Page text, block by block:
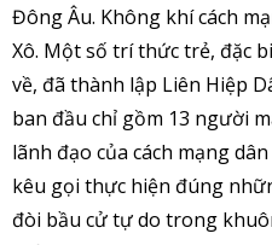
Đông Âu. Không khí cách
Xô. Một số trí thức trẻ, đặc
về, đã thành lập Liên Hiệp
ban đầu chỉ gồm 13 người
lãnh đạo của cách mạng
kêu gọi thực hiện đúng
đòi bầu cử tự do trong